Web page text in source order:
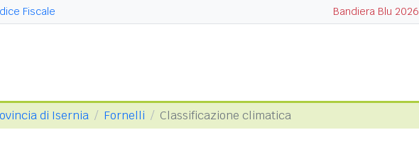
Fiscale Bandiera Blu 2026
di Isernia Fornelli Classificazione climatica